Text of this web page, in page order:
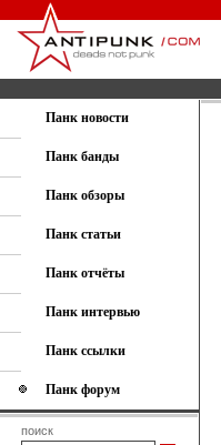
Панк новости
Панк банды
Панк обзоры
Панк статьи
Панк отчёты
Панк интервью
Панк ссылки
Панк форум
поиск